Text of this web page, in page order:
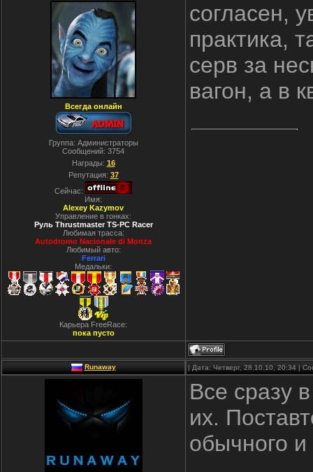
Всегда онлайн
Группа: Администраторы
Сообщений: 3754
Награды: 16
Репутация: 37
Сейчас:
Имя:
Alexey Kazymov
Управление в гонках:
Руль Thrustmaster TS-PC Racer
Любимая трасса:
Autodromo Nacionale di Monza
Любимый авто:
Ferrari
Медальки:
Карьера FreeRace:
пока пусто
согласен,
практика,
серв за
вагон, а в
Runaway | Дата: Четверг, 28.10.10, 20:34 |
Все сразу
их.
обычного и